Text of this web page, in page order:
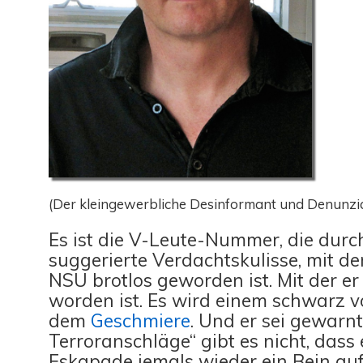
(Der kleingewerbliche Desinformant und
Es ist die V-Leute-Nummer, die
suggerierte Verdachtskulisse, mit
NSU brotlos geworden ist. Mit der er
worden ist. Es wird einem schwarz
dem Geschmiere. Und er sei
Terroranschläge“ gibt es nicht, dass